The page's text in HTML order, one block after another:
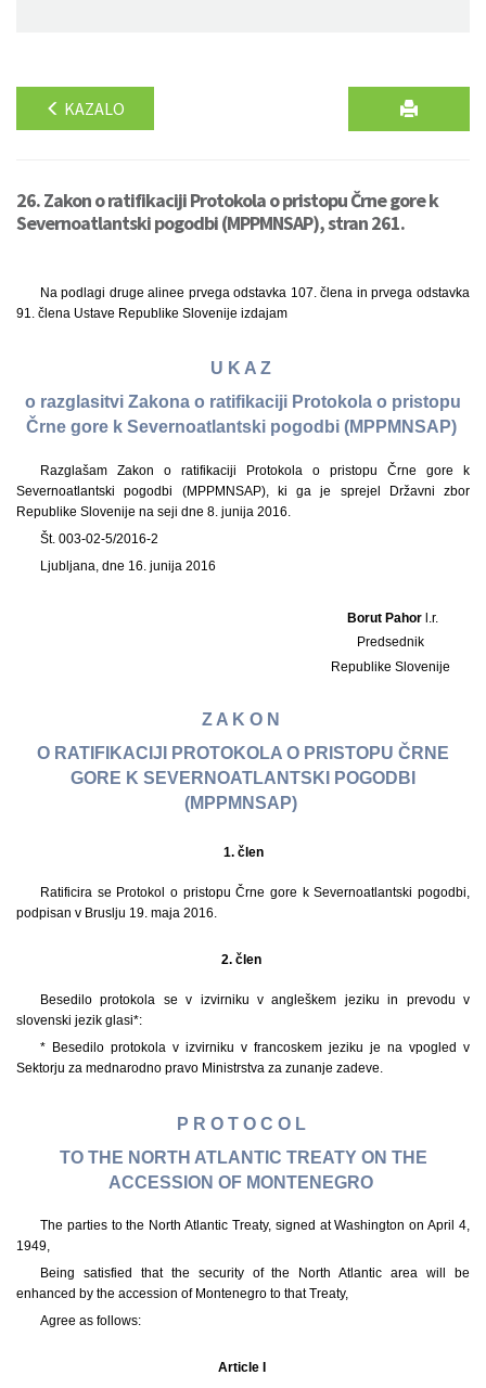
KAZALO
26. Zakon o ratifikaciji Protokola o pristopu Črne gore k
Severnoatlantski pogodbi (MPPMNSAP), stran 261.
Na podlagi druge alinee prvega odstavka 107. člena in prvega odstavka
91. člena Ustave Republike Slovenije izdajam
U K A Z
o razglasitvi Zakona o ratifikaciji Protokola o pristopu
Črne gore k Severnoatlantski pogodbi (MPPMNSAP)
Razglašam Zakon o ratifikaciji Protokola o pristopu Črne gore k
Severnoatlantski pogodbi (MPPMNSAP), ki ga je sprejel Državni zbor
Republike Slovenije na seji dne 8. junija 2016.
Št. 003-02-5/2016-2
Ljubljana, dne 16. junija 2016
Borut Pahorl.r.
Predsednik
Republike Slovenije
Z A K O N
O RATIFIKACIJI PROTOKOLA O PRISTOPU ČRNE
GORE K SEVERNOATLANTSKI POGODBI
(MPPMNSAP)
1. člen
Ratificira se Protokol o pristopu Črne gore k Severnoatlantski pogodbi,
podpisan v Bruslju 19. maja 2016.
2. člen
Besedilo protokola se v izvirniku v angleškem jeziku in prevodu v
slovenski jezik glasi*:
* Besedilo protokola v izvirniku v francoskem jeziku je na vpogled v
Sektorju za mednarodno pravo Ministrstva za zunanje zadeve.
P R O T O C O L
TO THE NORTH ATLANTIC TREATY ON THE
ACCESSION OF MONTENEGRO
The parties to the North Atlantic Treaty, signed at Washington on April 4,
1949,
Being satisfied that the security of the North Atlantic area will be
enhanced by the accession of Montenegro to that Treaty,
Agree as follows:
Article I